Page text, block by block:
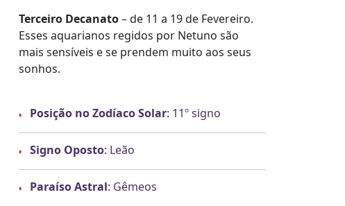
Terceiro Decanato– de 11 a 19 de Fevereiro.
Esses aquarianos regidos por Netuno são
mais sensíveis e se prendem muito aos seus
sonhos.
Posição no Zodíaco Solar: 11º signo
Signo Oposto: Leão
Paraíso Astral: Gêmeos